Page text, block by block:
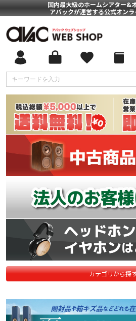
国内最大級のホームシアター&
アバックが運営する公式オン
カテゴリから探